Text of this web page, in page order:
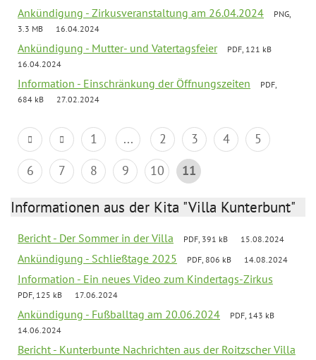
Ankündigung - Zirkusveranstaltung am 26.04.2024
PNG,
3.3 MB
16.04.2024
Ankündigung - Mutter- und Vatertagsfeier
PDF, 121 kB
16.04.2024
Information - Einschränkung der Öffnungszeiten
PDF,
684 kB
27.02.2024
1 ... 2 3 4
5
6
7 8 9 10 11
Informationen aus der Kita "Villa Kunterbunt"
Bericht - Der Sommer in der Villa PDF, 391 kB 15.08.2024
Ankündigung - Schließtage 2025 PDF, 806 kB 14.08.2024
Information - Ein neues Video zum Kindertags-Zirkus
PDF, 125 kB 17.06.2024
Ankündigung - Fußballtag am 20.06.2024
PDF, 143 kB
14.06.2024
Bericht - Kunterbunte Nachrichten aus der Roitzscher Villa